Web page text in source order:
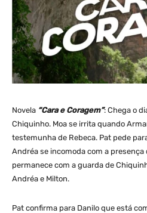
Novela “Cara e Coragem”: Chega o
Chiquinho. Moa se irrita quando
testemunha de Rebeca. Pat pede
Andréa se incomoda com a presença
permanece com a guarda de
Andréa e Milton.
Pat confirma para Danilo que está